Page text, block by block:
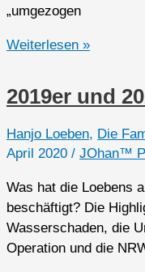
„umgezogen
Grundsätzliches
2.0
Weiterlesen »
2019er und
Hanjo Loeben, Die
April 2020 / JOhan™
Was hat die Loebens
beschäftigt? Die
Wasserschaden, die
Operation und die